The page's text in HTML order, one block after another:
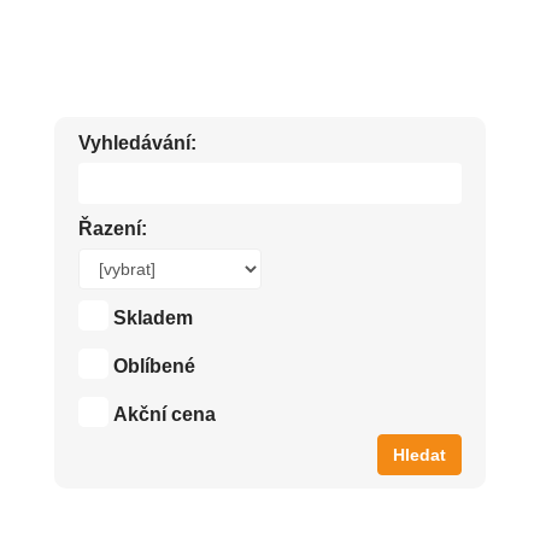
Vyhledávání:
Řazení:
Skladem
Oblíbené
Akční cena
Hledat